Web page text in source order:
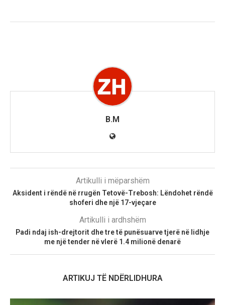
B.M
Artikulli i mëparshëm
Aksident i rëndë në rrugën Tetovë-Trebosh: Lëndohet rëndë
shoferi dhe një 17-vjeçare
Artikulli i ardhshëm
Padi ndaj ish-drejtorit dhe tre të punësuarve tjerë në lidhje
me një tender në vlerë 1.4 milionë denarë
ARTIKUJ TË NDËRLIDHURA